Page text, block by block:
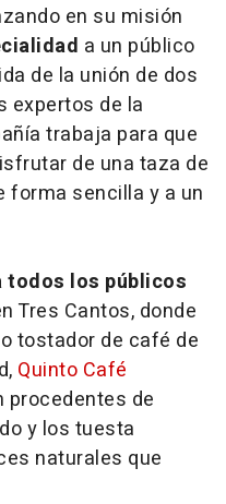
en su misión
a un público
de la unión de dos
expertos de la
trabaja para que
de una taza de
forma sencilla y a un
todos los públicos
Tres Cantos, donde
tostador de café de
Quinto Café
de
y los tuesta
naturales que